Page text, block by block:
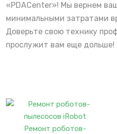
«PDACenter»! Мы вернем
минимальными затратами
Доверьте свою технику
прослужит вам еще дольше!
Ремонт роботов-